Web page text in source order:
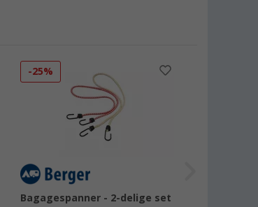
-25%
Bagagespanner - 2-delige set